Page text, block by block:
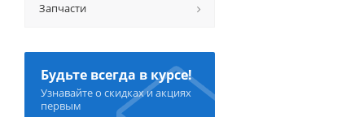
Запчасти
Будьте всегда в курсе!
Узнавайте о скидках и акциях
первым